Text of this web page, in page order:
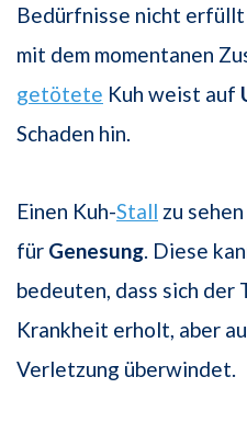
Bedürfnisse nicht
mit dem momentanen
getötete Kuh weist auf
Schaden hin.
Einen Kuh-Stall zu
für Genesung . Diese
bedeuten, dass sich der
Krankheit erholt, aber
Verletzung überwindet.